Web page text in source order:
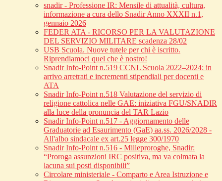
snadir - Professione IR: Mensile di attualità, cultura,
informazione a cura dello Snadir Anno XXXII n.1,
gennaio 2026
FEDER ATA - RICORSO PER LA VALUTAZIONE
DEL SERVIZIO MILITARE scadenza 28/02
USB Scuola. Nuove tutele per chi è iscritto.
Riprendiamoci quel che è nostro!
Snadir Info-Point n.519 CCNL Scuola 2022–2024: in
arrivo arretrati e incrementi stipendiali per docenti e
ATA
Snadir Info-Point n.518 Valutazione del servizio di
religione cattolica nelle GAE: iniziativa FGU/SNADIR
alla luce della pronuncia del TAR Lazio
Snadir Info-Point n.517 - Aggiornamento delle
Graduatorie ad Esaurimento (GaE) aa.ss. 2026/2028 -
All'albo sindacale ex art.25 legge 300/1970
Snadir Info-Point n.516 - Milleproroghe, Snadir:
“Proroga assunzioni IRC positiva, ma va colmata la
lacuna sui posti disponibili”
Circolare ministeriale - Comparto e Area Istruzione e